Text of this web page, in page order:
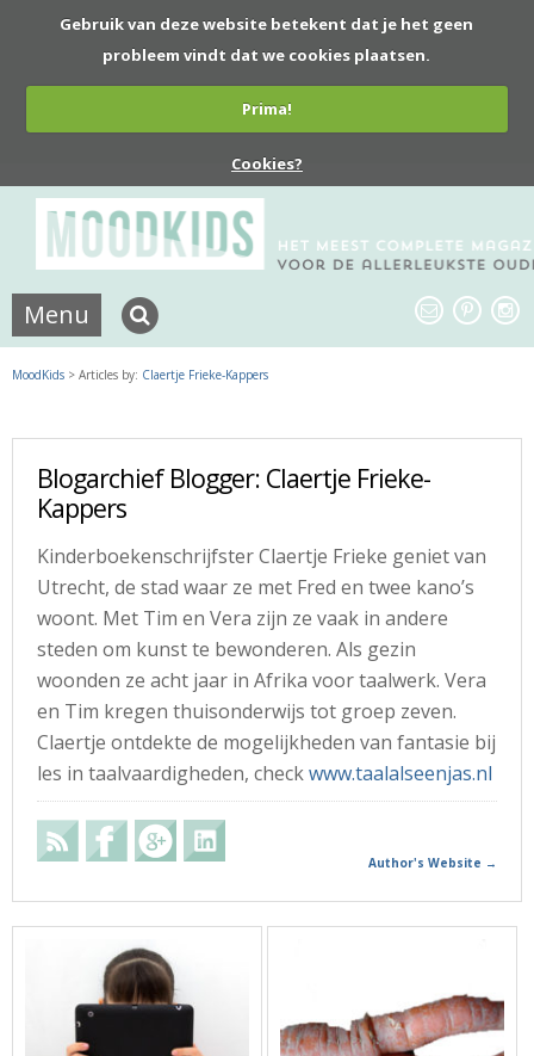
Gebruik van deze website betekent dat je het geen
probleem vindt dat we cookies plaatsen.
Prima!
Cookies?
Menu
MoodKids > Articles by: Claertje Frieke-Kappers
Blogarchief Blogger: Claertje Frieke-
Kappers
Kinderboekenschrijfster Claertje Frieke geniet van
Utrecht, de stad waar ze met Fred en twee kano’s
woont. Met Tim en Vera zijn ze vaak in andere
steden om kunst te bewonderen. Als gezin
woonden ze acht jaar in Afrika voor taalwerk. Vera
en Tim kregen thuisonderwijs tot groep zeven.
Claertje ontdekte de mogelijkheden van fantasie bij
les in taalvaardigheden, checkwww.taalalseenjas.nl
Author's Website →